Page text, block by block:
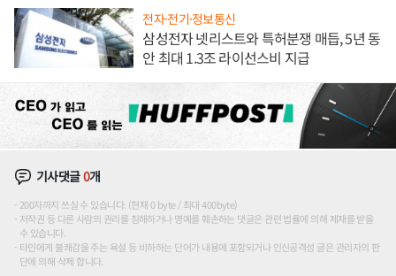
전자·전기·정보통신
삼성전자 넷리스트와 특허분쟁 매듭, 5년 동
안 최대 1.3조 라이선스비 지급
기사댓글0개
200자까지 쓰실 수 있습니다. (현재 0 byte / 최대 400byte)
저작권 등 다른 사람의 권리를 침해하거나 명예를 훼손하는 댓글은 관련 법률에 의해 제재를 받을
수 있습니다.
타인에게 불쾌감을 주는 욕설 등 비하하는 단어가 내용에 포함되거나 인신공격성 글은 관리자의 판
단에 의해 삭제 합니다.